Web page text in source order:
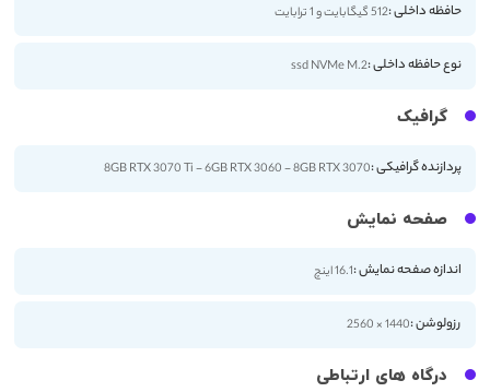
حافظه داخلی :512 گیگابایت و 1 ترابایت
نوع حافظه داخلی :ssd NVMe M.2
گرافیک
پردازنده گرافیکی :8GB RTX 3070 Ti - 6GB RTX 3060 - 8GB RTX 3070
صفحه نمایش
اندازه صفحه نمایش :16.1 اینچ
رزولوشن :1440 × 2560
درگاه های ارتباطی